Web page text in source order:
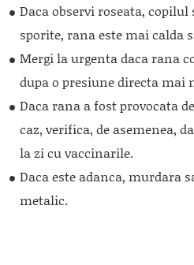
Daca observi roseata, copilul
sporite, rana este mai calda
Mergi la urgenta daca rana
dupa o presiune directa mai
Daca rana a fost provocata
caz, verifica, de asemenea,
la zi cu vaccinarile.
Daca este adanca, murdara
metalic.